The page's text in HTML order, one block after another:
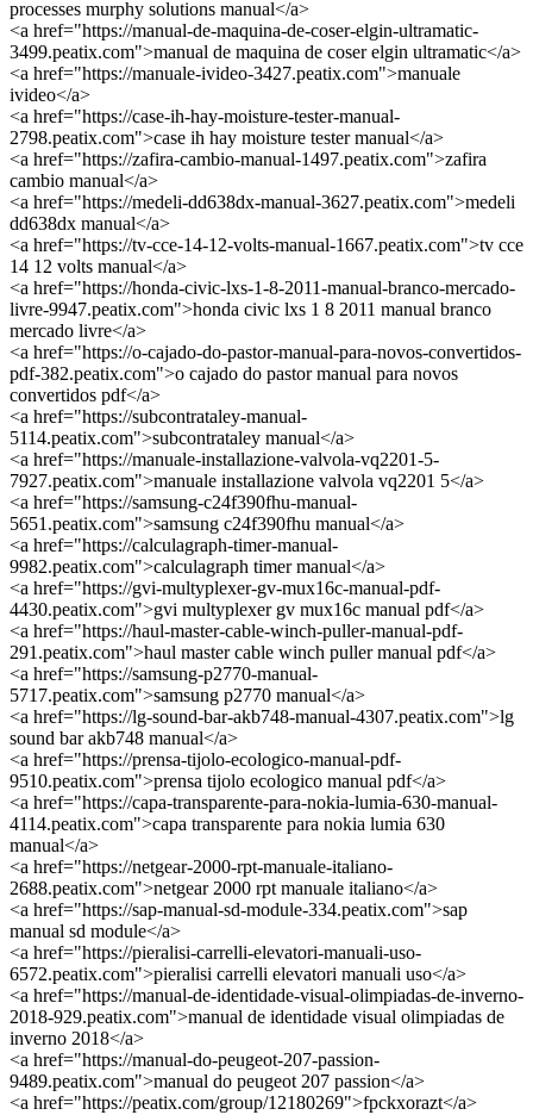
processes murphy solutions manual</a>
<a href="https://manual-de-maquina-de-coser-elgin-ultramatic-
3499.peatix.com">manual de maquina de coser elgin ultramatic</a>
<a href="https://manuale-ivideo-3427.peatix.com">manuale
ivideo</a>
<a href="https://case-ih-hay-moisture-tester-manual-
2798.peatix.com">case ih hay moisture tester manual</a>
<a href="https://zafira-cambio-manual-1497.peatix.com">zafira
cambio manual</a>
<a href="https://medeli-dd638dx-manual-3627.peatix.com">medeli
dd638dx manual</a>
<a href="https://tv-cce-14-12-volts-manual-1667.peatix.com">tv cce
14 12 volts manual</a>
<a href="https://honda-civic-lxs-1-8-2011-manual-branco-mercado-
livre-9947.peatix.com">honda civic lxs 1 8 2011 manual branco
mercado livre</a>
<a href="https://o-cajado-do-pastor-manual-para-novos-convertidos-
pdf-382.peatix.com">o cajado do pastor manual para novos
convertidos pdf</a>
<a href="https://subcontrataley-manual-
5114.peatix.com">subcontrataley manual</a>
<a href="https://manuale-installazione-valvola-vq2201-5-
7927.peatix.com">manuale installazione valvola vq2201 5</a>
<a href="https://samsung-c24f390fhu-manual-
5651.peatix.com">samsung c24f390fhu manual</a>
<a href="https://calculagraph-timer-manual-
9982.peatix.com">calculagraph timer manual</a>
<a href="https://gvi-multyplexer-gv-mux16c-manual-pdf-
4430.peatix.com">gvi multyplexer gv mux16c manual pdf</a>
<a href="https://haul-master-cable-winch-puller-manual-pdf-
291.peatix.com">haul master cable winch puller manual pdf</a>
<a href="https://samsung-p2770-manual-
5717.peatix.com">samsung p2770 manual</a>
<a href="https://lg-sound-bar-akb748-manual-4307.peatix.com">lg
sound bar akb748 manual</a>
<a href="https://prensa-tijolo-ecologico-manual-pdf-
9510.peatix.com">prensa tijolo ecologico manual pdf</a>
<a href="https://capa-transparente-para-nokia-lumia-630-manual-
4114.peatix.com">capa transparente para nokia lumia 630
manual</a>
<a href="https://netgear-2000-rpt-manuale-italiano-
2688.peatix.com">netgear 2000 rpt manuale italiano</a>
<a href="https://sap-manual-sd-module-334.peatix.com">sap
manual sd module</a>
<a href="https://pieralisi-carrelli-elevatori-manuali-uso-
6572.peatix.com">pieralisi carrelli elevatori manuali uso</a>
<a href="https://manual-de-identidade-visual-olimpiadas-de-inverno-
2018-929.peatix.com">manual de identidade visual olimpiadas de
inverno 2018</a>
<a href="https://manual-do-peugeot-207-passion-
9489.peatix.com">manual do peugeot 207 passion</a>
<a href="https://peatix.com/group/12180269">fpckxorazt</a>